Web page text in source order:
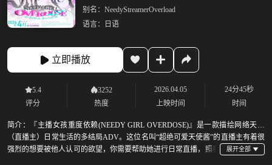
别名： NeedyStreamerOverload
语言：
日语
立即播放
5.4
评分
3252
热度
2026.04.05
上映时间
24分45秒
时间
简介：
『主播女孩重度依赖(NEEDY GIRL OVERDOSE)』是一款描绘网络天使
（直播主）日常生活的多结局ADV。这位名叫“超绝可爱天使酱”的直播主有着很
强烈的想要被他人认可的欲望，你需要帮助她进行日常直播，照看